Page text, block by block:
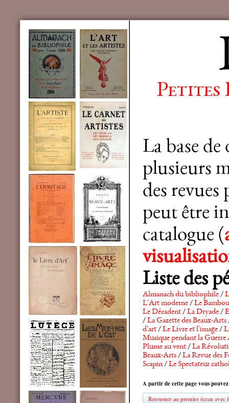
Petites
La base
plusieurs
des revues
peut être
catalogue (
Liste des
Almanach du bibliophile/
L'Art moderne/Le Bambou
Le Décadent/La Dryade/
/La Gazette des Beaux-Arts
d'art/Le Livre et l'image/
Musique pendant la Guerre
Plume au vent/La
Beaux-Arts/La Revue des
Scapin/Le Spectateur
A partir de cette page vous
Retourner au premier écran avec